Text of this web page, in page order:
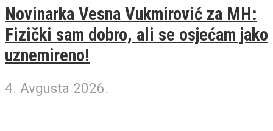
Novinarka Vesna Vukmirović za MH:
Fizički sam dobro, ali se osjećam jako
uznemireno!
4. Avgusta 2026.